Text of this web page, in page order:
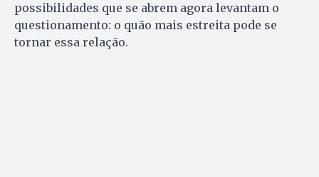
possibilidades que se abrem agora levantam o
questionamento: o quão mais estreita pode se
tornar essa relação.